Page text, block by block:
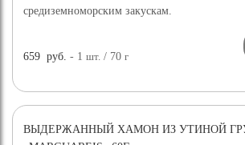
средиземноморским закускам.
659 руб. - 1шт. / 70г
ВЫДЕРЖАННЫЙ ХАМОН ИЗ УТИНОЙ